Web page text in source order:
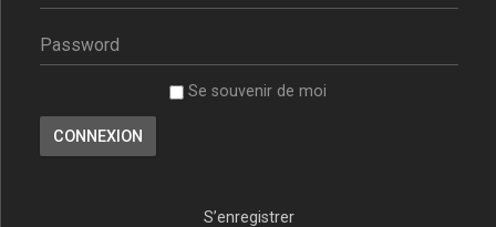
Se souvenir de moi
S’enregistrer